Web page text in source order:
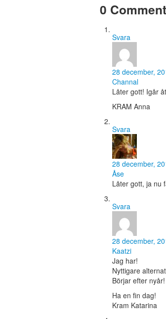
0
Svara
28 december,
Channal
Låter gott! Igår
KRAM Anna
Svara
28 december,
Åse
Låter gott, ja nu
Svara
28 december,
Kaatzi
Jag har!
Nyttigare
Börjar efter nyår!
Ha en fin dag!
Kram Katarina